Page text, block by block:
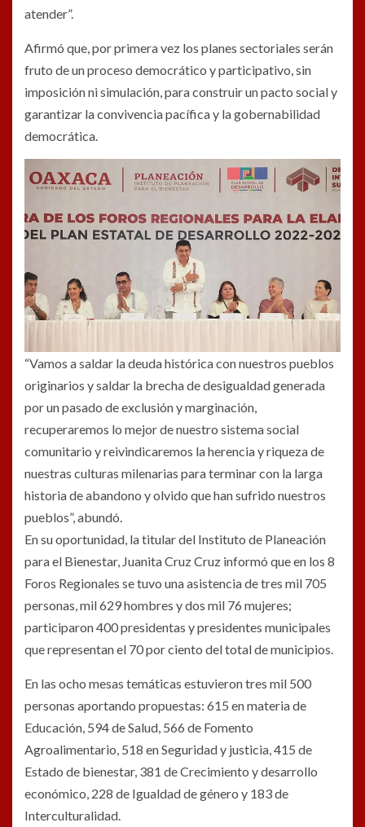
atender”.
Afirmó que, por primera vez los planes sectoriales serán
fruto de un proceso democrático y participativo, sin
imposición ni simulación, para construir un pacto social y
garantizar la convivencia pacífica y la gobernabilidad
democrática.
“Vamos a saldar la deuda histórica con nuestros pueblos
originarios y saldar la brecha de desigualdad generada
por un pasado de exclusión y marginación,
recuperaremos lo mejor de nuestro sistema social
comunitario y reivindicaremos la herencia y riqueza de
nuestras culturas milenarias para terminar con la larga
historia de abandono y olvido que han sufrido nuestros
pueblos”, abundó.
En su oportunidad, la titular del Instituto de Planeación
para el Bienestar, Juanita Cruz Cruz informó que en los 8
Foros Regionales se tuvo una asistencia de tres mil 705
personas, mil 629 hombres y dos mil 76 mujeres;
participaron 400 presidentas y presidentes municipales
que representan el 70 por ciento del total de municipios.
En las ocho mesas temáticas estuvieron tres mil 500
personas aportando propuestas: 615 en materia de
Educación, 594 de Salud, 566 de Fomento
Agroalimentario, 518 en Seguridad y justicia, 415 de
Estado de bienestar, 381 de Crecimiento y desarrollo
económico, 228 de Igualdad de género y 183 de
Interculturalidad.